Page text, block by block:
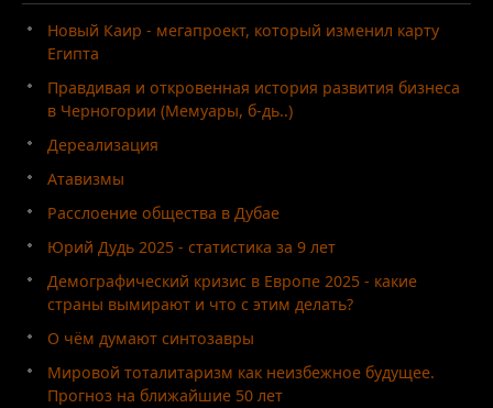
Новый Каир - мегапроект, который изменил карту
Египта
Правдивая и откровенная история развития бизнеса
в Черногории (Мемуары, б-дь..)
Дереализация
Атавизмы
Расслоение общества в Дубае
Юрий Дудь 2025 - статистика за 9 лет
Демографический кризис в Европе 2025 - какие
страны вымирают и что с этим делать?
О чём думают синтозавры
Мировой тоталитаризм как неизбежное будущее.
Прогноз на ближайшие 50 лет